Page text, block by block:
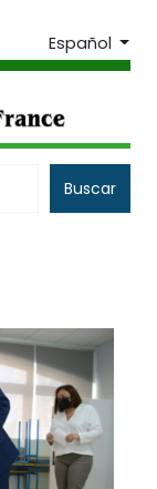
Español
Buscar